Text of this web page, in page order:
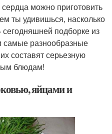
можно приготовить
ты удивишься, насколько
подборке из
самые разнообразные
составят серьезную
блюдам!
яйцами и